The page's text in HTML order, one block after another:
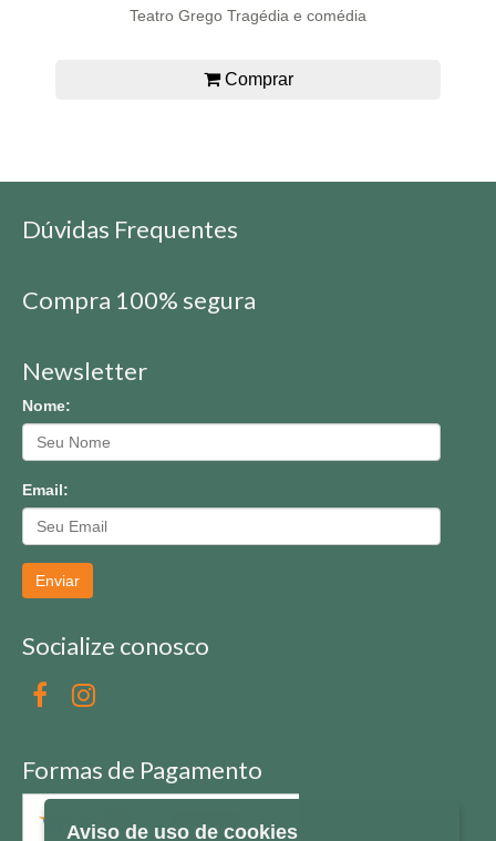
Teatro Grego Tragédia e comédia
Comprar
Dúvidas Frequentes
Compra 100% segura
Newsletter
Nome:
Email:
Enviar
Socialize conosco
Formas de Pagamento
Aviso de uso de cookies